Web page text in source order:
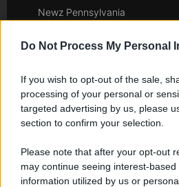
Do Not Process My Personal
If you wish to opt-out of the sale,
processing of your personal or
targeted advertising by us, please
section to confirm your selection.
Please note that after your opt-out
may continue seeing interest-
information utilized by us or
Newz Pennsylvania
Newz Ohio
Hig Tech Mag
Scoop Mag
Lgbtqia News
Day Travel 365
Home Magazine 365